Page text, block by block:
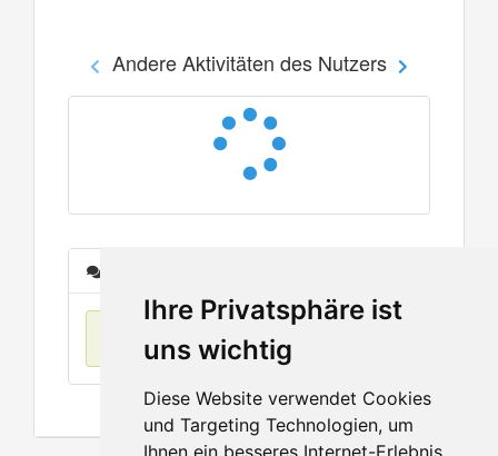
Ihre Privatsphäre ist
uns wichtig
Diese Website verwendet Cookies
und Targeting Technologien, um
Ihnen ein besseres Internet-Erlebnis
Andere Aktivitäten des Nutzers
Keine Einträge